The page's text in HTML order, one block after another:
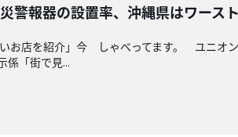
報器の設置率、沖縄県はワース
お店を紹介」今 しゃべってます。 ユニ
係「街で見...